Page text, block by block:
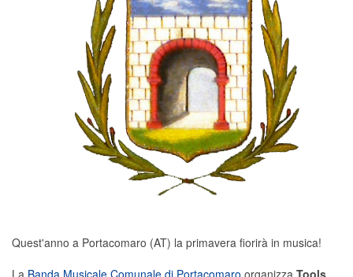
Quest'anno a Portacomaro (AT) la primavera fiorirà in musica!
La Banda Musicale Comunale di Portacomaro organizza Tools,